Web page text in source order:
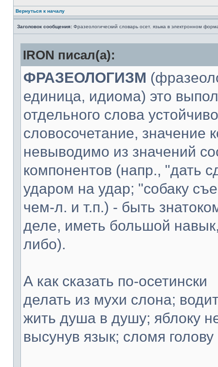
Вернуться к началу
Заголовок сообщения: Фразеологический словарь осет. языка в электронном
IRON писал(а):
ФРАЗЕОЛОГИЗМ
единица, идиома) это
отдельного слова
словосочетание, значение
невыводимо из значений
компонентов (напр., "дать
ударом на удар; "собаку
чем-л. и т.п.) - быть
деле, иметь большой
либо).
А как сказать по-осетински
делать из мухи слона;
жить душа в душу; яблоку
высунув язык; сломя голову